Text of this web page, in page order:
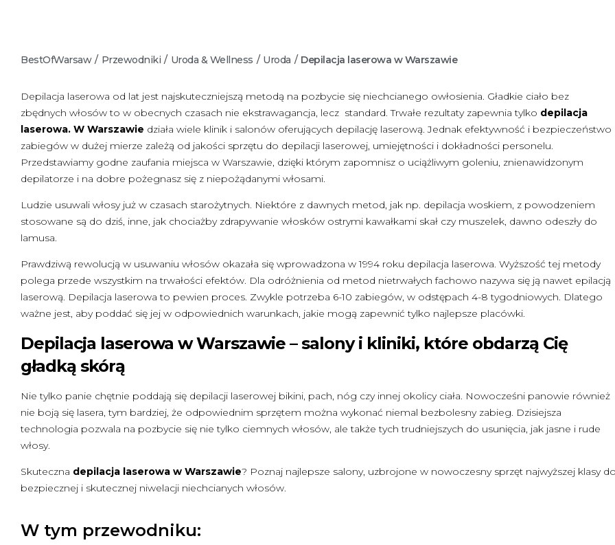
BestOfWarsaw / Przewodniki / Uroda & Wellness / Uroda / Depilacja laserowa w Warszawie
Depilacja laserowa od lat jest najskuteczniejszą metodą na pozbycie się niechcianego owłosienia. Gładkie ciało bez
zbędnych włosów to w obecnych czasach nie ekstrawagancja, lecz standard. Trwałe rezultaty zapewnia tylko depilacja
laserowa. W Warszawie działa wiele klinik i salonów oferujących depilację laserową. Jednak efektywność i bezpieczeństwo
zabiegów w dużej mierze zależą od jakości sprzętu do depilacji laserowej, umiejętności i dokładności personelu.
Przedstawiamy godne zaufania miejsca w Warszawie, dzięki którym zapomnisz o uciążliwym goleniu, znienawidzonym
depilatorze i na dobre pożegnasz się z niepożądanymi włosami.
Ludzie usuwali włosy już w czasach starożytnych. Niektóre z dawnych metod, jak np. depilacja woskiem, z powodzeniem
stosowane są do dziś, inne, jak chociażby zdrapywanie włosków ostrymi kawałkami skał czy muszelek, dawno odeszły do
lamusa.
Prawdziwą rewolucją w usuwaniu włosów okazała się wprowadzona w 1994 roku depilacja laserowa. Wyższość tej metody
polega przede wszystkim na trwałości efektów. Dla odróżnienia od metod nietrwałych fachowo nazywa się ją nawet epilacją
laserową. Depilacja laserowa to pewien proces. Zwykle potrzeba 6-10 zabiegów, w odstępach 4-8 tygodniowych. Dlatego
ważne jest, aby poddać się jej w odpowiednich warunkach, jakie mogą zapewnić tylko najlepsze placówki.
Depilacja laserowa w Warszawie – salony i kliniki, które obdarzą Cię
gładką skórą
Nie tylko panie chętnie poddają się depilacji laserowej bikini, pach, nóg czy innej okolicy ciała. Nowocześni panowie również
nie boją się lasera, tym bardziej, że odpowiednim sprzętem można wykonać niemal bezbolesny zabieg. Dzisiejsza
technologia pozwala na pozbycie się nie tylko ciemnych włosów, ale także tych trudniejszych do usunięcia, jak jasne i rude
włosy.
Skuteczna depilacja laserowa w Warszawie? Poznaj najlepsze salony, uzbrojone w nowoczesny sprzęt najwyższej klasy
bezpiecznej i skutecznej niwelacji niechcianych włosów.
W tym przewodniku: